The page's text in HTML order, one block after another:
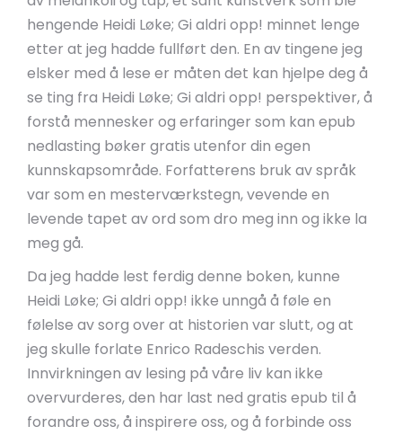
hengende Heidi Løke; Gi aldri opp! minnet lenge
etter at jeg hadde fullført den. En av tingene jeg
elsker med å lese er måten det kan hjelpe deg å
se ting fra Heidi Løke; Gi aldri opp! perspektiver, å
forstå mennesker og erfaringer som kan epub
nedlasting bøker gratis utenfor din egen
kunnskapsområde. Forfatterens bruk av språk
var som en mesterværkstegn, vevende en
levende tapet av ord som dro meg inn og ikke la
meg gå.
Da jeg hadde lest ferdig denne boken, kunne
Heidi Løke; Gi aldri opp! ikke unngå å føle en
følelse av sorg over at historien var slutt, og at
jeg skulle forlate Enrico Radeschis verden.
Innvirkningen av lesing på våre liv kan ikke
overvurderes, den har last ned gratis epub til å
forandre oss, å inspirere oss, og å forbinde oss